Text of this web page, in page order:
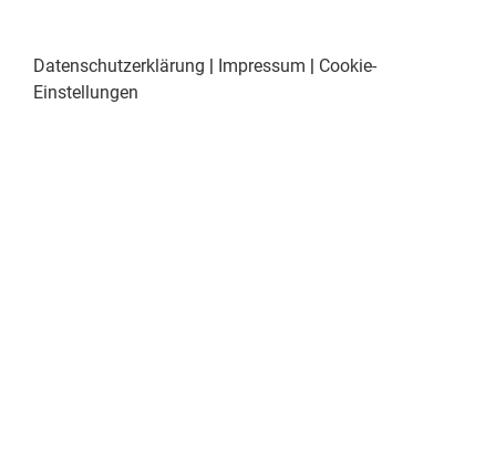
Datenschutzerklärung Impressum
Cookie-
Einstellungen